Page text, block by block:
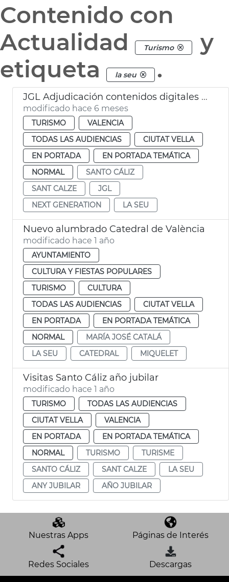
Contenido con
Actualidad
Turismo
y
etiqueta
la seu .
JGL Adjudicación contenidos digitales exposición del Santo Cáliz València
modificado hace 6 meses
TURISMO
VALENCIA
TODAS LAS AUDIENCIAS
CIUTAT VELLA
EN PORTADA
EN PORTADA TEMÁTICA
NORMAL
SANTO CÁLIZ
SANT CALZE
JGL
NEXT GENERATION
LA SEU
Nuevo alumbrado Catedral de València
modificado hace 1 año
AYUNTAMIENTO
CULTURA Y FIESTAS POPULARES
TURISMO
CULTURA
TODAS LAS AUDIENCIAS
CIUTAT VELLA
EN PORTADA
EN PORTADA TEMÁTICA
NORMAL
MARÍA JOSÉ CATALÁ
LA SEU
CATEDRAL MIQUELET
Visitas Santo Cáliz año jubilar
modificado hace 1 año
TURISMO
TODAS LAS AUDIENCIAS
CIUTAT VELLA
VALENCIA
EN PORTADA
EN PORTADA TEMÁTICA
NORMAL
TURISMO
TURISME
SANTO CÁLIZ
SANT CALZE
LA SEU
ANY JUBILAR
AÑO JUBILAR
Nuestras Apps Páginas de Interés
Redes Sociales Descargas